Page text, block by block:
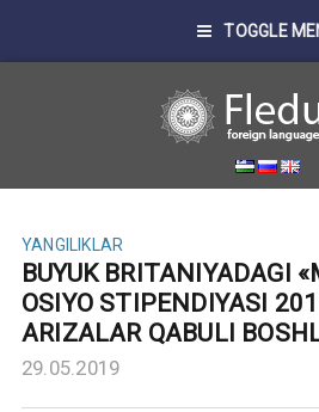
TOGGLE
YANGILIKLAR
BUYUK BRITANIYADAGI
OSIYO STIPENDIYASI
ARIZALAR QABULI
29.05.2019